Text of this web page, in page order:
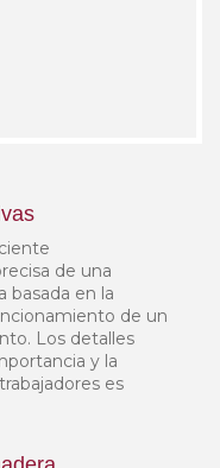
de una
basada en la
de un
Los detalles
y la
es